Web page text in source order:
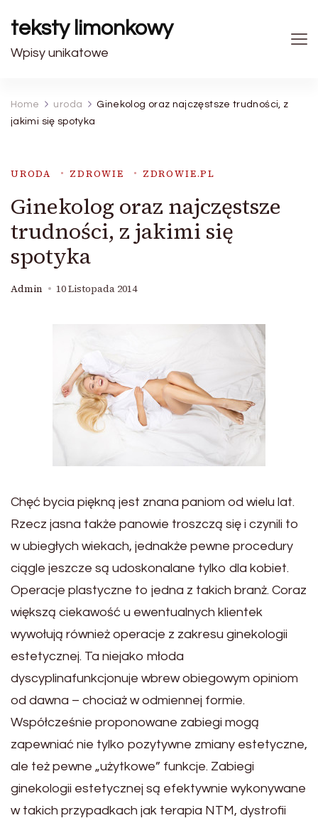
teksty limonkowy
Wpisy unikatowe
Home uroda
Ginekolog oraz najczęstsze trudności, z
jakimi się spotyka
URODA ZDROWIE ZDROWIE.PL
Ginekolog oraz najczęstsze
trudności, z jakimi się
spotyka
Admin 10 Listopada 2014
Chęć bycia piękną jest znana paniom od wielu lat.
Rzecz jasna także panowie troszczą się i czynili to
w ubiegłych wiekach, jednakże pewne procedury
ciągle jeszcze są udoskonalane tylko dla kobiet.
Operacje plastyczne to jedna z takich branż. Coraz
większą ciekawość u ewentualnych klientek
wywołują również operacje z zakresu ginekologii
estetycznej. Ta niejako młoda
dyscyplinafunkcjonuje wbrew obiegowym opiniom
od dawna – chociaż w odmiennej formie.
Współcześnie proponowane zabiegi mogą
zapewniać nie tylko pozytywne zmiany estetyczne,
ale też pewne „użytkowe” funkcje. Zabiegi
ginekologii estetycznej są efektywnie wykonywane
w takich przypadkach jak terapia NTM, dystrofii